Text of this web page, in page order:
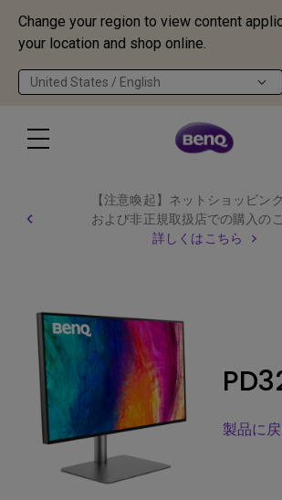
Change your region to view content
your location and shop online.
United States / English
【注意喚起】ネットショッピン
および非正規取扱店での購入の
詳しくはこちら
製品に